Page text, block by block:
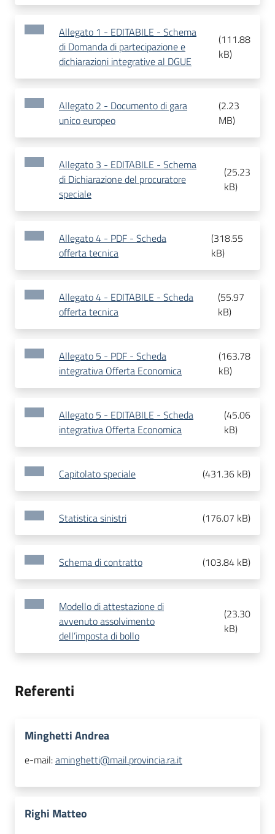
Allegato 1 - EDITABILE - Schema
di Domanda di partecipazione e
dichiarazioni integrative al DGUE
(111.88
kB)
Allegato 2 - Documento di gara
unico europeo
(2.23
MB)
Allegato 3 - EDITABILE - Schema
di Dichiarazione del procuratore
speciale
(25.23
kB)
Allegato 4 - PDF - Scheda
offerta tecnica
(318.55
kB)
Allegato 4 - EDITABILE - Scheda
offerta tecnica
(55.97
kB)
Allegato 5 - PDF - Scheda
integrativa Offerta Economica
(163.78
kB)
Allegato 5 - EDITABILE - Scheda
integrativa Offerta Economica
(45.06
kB)
Capitolato speciale (431.36 kB)
Statistica sinistri (176.07 kB)
Schema di contratto (103.84 kB)
Modello di attestazione di
avvenuto assolvimento
dell’imposta di bollo
(23.30
kB)
Referenti
Minghetti Andrea
e-mail:aminghetti@mail.provincia.ra.it
Righi Matteo